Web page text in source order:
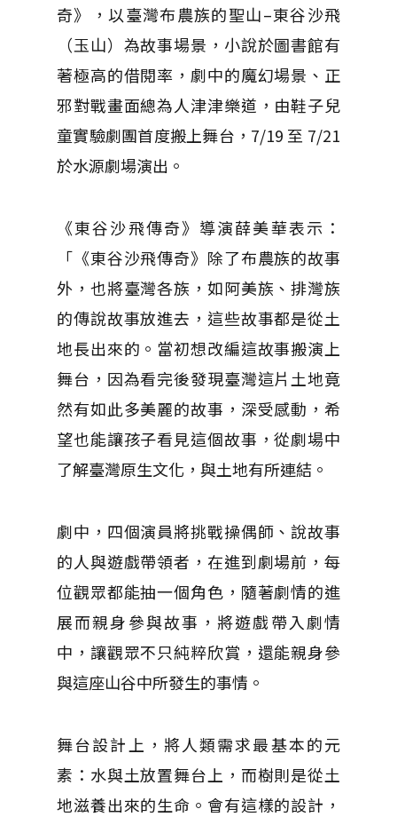
奇》，以臺灣布農族的聖山–東谷沙飛
（玉山）為故事場景，小說於圖書館有
著極高的借閱率，劇中的魔幻場景、正
邪對戰畫面總為人津津樂道，由鞋子兒
童實驗劇團首度搬上舞台，7/19 至 7/21
於水源劇場演出。
《東谷沙飛傳奇》導演薛美華表示：
「《東谷沙飛傳奇》除了布農族的故事
外，也將臺灣各族，如阿美族、排灣族
的傳說故事放進去，這些故事都是從土
地長出來的。當初想改編這故事搬演上
舞台，因為看完後發現臺灣這片土地竟
然有如此多美麗的故事，深受感動，希
望也能讓孩子看見這個故事，從劇場中
了解臺灣原生文化，與土地有所連結。
劇中，四個演員將挑戰操偶師、說故事
的人與遊戲帶領者，在進到劇場前，每
位觀眾都能抽一個角色，隨著劇情的進
展而親身參與故事，將遊戲帶入劇情
中，讓觀眾不只純粹欣賞，還能親身參
與這座山谷中所發生的事情。
舞台設計上，將人類需求最基本的元
素：水與土放置舞台上，而樹則是從土
地滋養出來的生命。會有這樣的設計，